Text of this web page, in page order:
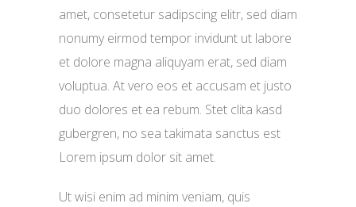
amet, consetetur sadipscing elitr, sed diam
nonumy eirmod tempor invidunt ut labore
et dolore magna aliquyam erat, sed diam
voluptua. At vero eos et accusam et justo
duo dolores et ea rebum. Stet clita kasd
gubergren, no sea takimata sanctus est
Lorem ipsum dolor sit amet.
Ut wisi enim ad minim veniam, quis